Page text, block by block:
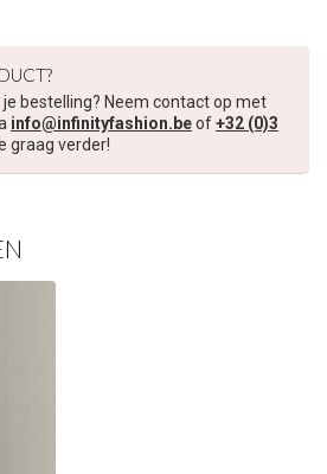
bestelling? Neem contact op met
info@infinityfashion.beof+32 (0)3
graag verder!